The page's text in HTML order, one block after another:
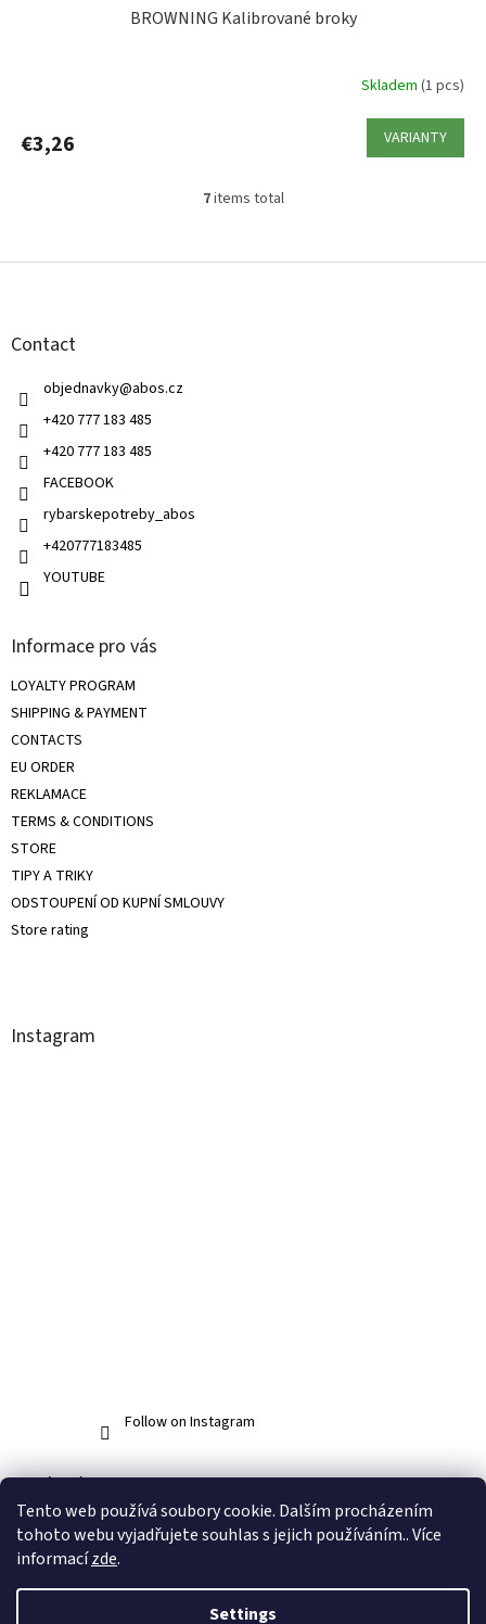
Tento web používá soubory cookie. Dalším procházením
tohoto webu vyjadřujete souhlas s jejich používáním.. Více
informacízde.
Settings
BROWNING Kalibrované broky
Skladem (1 pcs)
€3,26 VARIANTY
L
t
7items total
Contact
objednavky@abos.cz
+420 777 183 485
+420 777 183 485
FACEBOOK
rybarskepotreby_abos
+420777183485
YOUTUBE
Informace pro vás
LOYALTY PROGRAM
SHIPPING & PAYMENT
CONTACTS
EU ORDER
REKLAMACE
TERMS & CONDITIONS
STORE
TIPY A TRIKY
ODSTOUPENÍ OD KUPNÍ SMLOUVY
Store rating
Instagram
Follow on Instagram
Facebook